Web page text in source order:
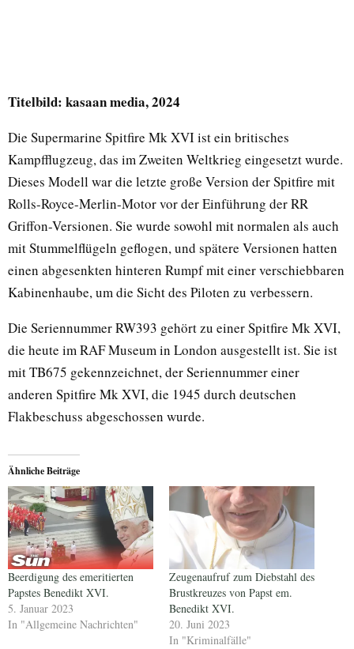
Titelbild: kasaan media, 2024
Die Supermarine Spitfire Mk XVI ist ein britisches
Kampfflugzeug, das im Zweiten Weltkrieg eingesetzt wurde.
Dieses Modell war die letzte große Version der Spitfire mit
Rolls-Royce-Merlin-Motor vor der Einführung der RR
Griffon-Versionen. Sie wurde sowohl mit normalen als auch
mit Stummelflügeln geflogen, und spätere Versionen hatten
einen abgesenkten hinteren Rumpf mit einer verschiebbaren
Kabinenhaube, um die Sicht des Piloten zu verbessern.
Die Seriennummer RW393 gehört zu einer Spitfire Mk XVI,
die heute im RAF Museum in London ausgestellt ist. Sie ist
mit TB675 gekennzeichnet, der Seriennummer einer
anderen Spitfire Mk XVI, die 1945 durch deutschen
Flakbeschuss abgeschossen wurde.
Ähnliche Beiträge
Beerdigung des emeritierten
Papstes Benedikt XVI.
5. Januar 2023
In "Allgemeine Nachrichten"
Zeugenaufruf zum Diebstahl des
Brustkreuzes von Papst em.
Benedikt XVI.
20. Juni 2023
In "Kriminalfälle"